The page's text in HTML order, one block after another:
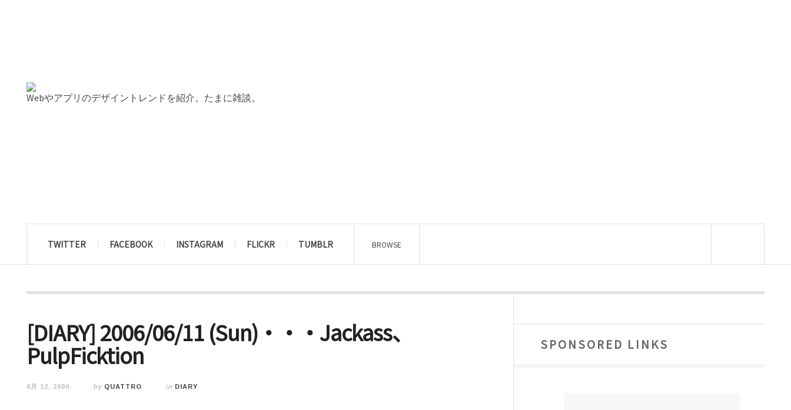
Webやアプリのデザイントレンドを紹介。たまに雑談。
TWITTER FACEBOOK INSTAGRAM FLICKR TUMBLR BROWSE
[DIARY] 2006/06/11 (Sun)・・・Jackass、
PulpFicktion
6月 12, 2006 by QUATTRO in DIARY
SPONSORED LINKS